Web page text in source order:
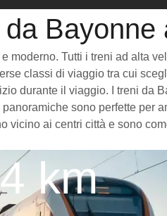
Bayonne
Tutti i treni ad alta
classi di viaggio tra cui
durante il viaggio. I treni da
sono perfette per
ai centri città e sono
km